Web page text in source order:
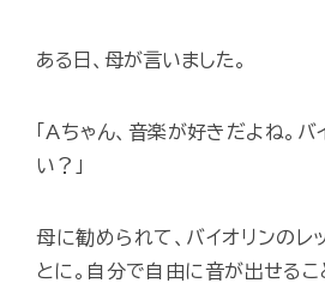
ある日、母が言いました。
「Aちゃん、音楽が好きだよね。
い？」
母に勧められて、バイオリンのレ
とに。自分で自由に音が出せるこ